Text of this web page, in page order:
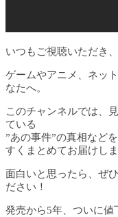
いつもご視聴いただき
ゲームやアニメ、ネッ
なたへ。
このチャンネルでは、
ている
”あの事件”の真相など
すくまとめてお届けしま
面白いと思ったら、ぜ
ださい！
発売から5年、ついに値